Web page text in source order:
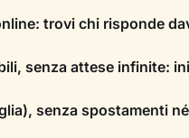
trovi chi risponde
senza attese infinite:
senza spostamenti